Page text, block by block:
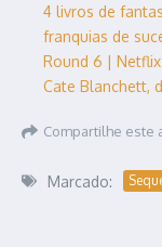
4 livros de
franquias de
Round 6 |
Cate Blanchett,
Compartilhe este
Marcado: